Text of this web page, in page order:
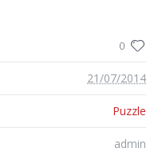
0
21/07/2014
Puzzle
admin